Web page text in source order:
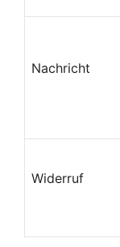
Nachricht
Widerruf